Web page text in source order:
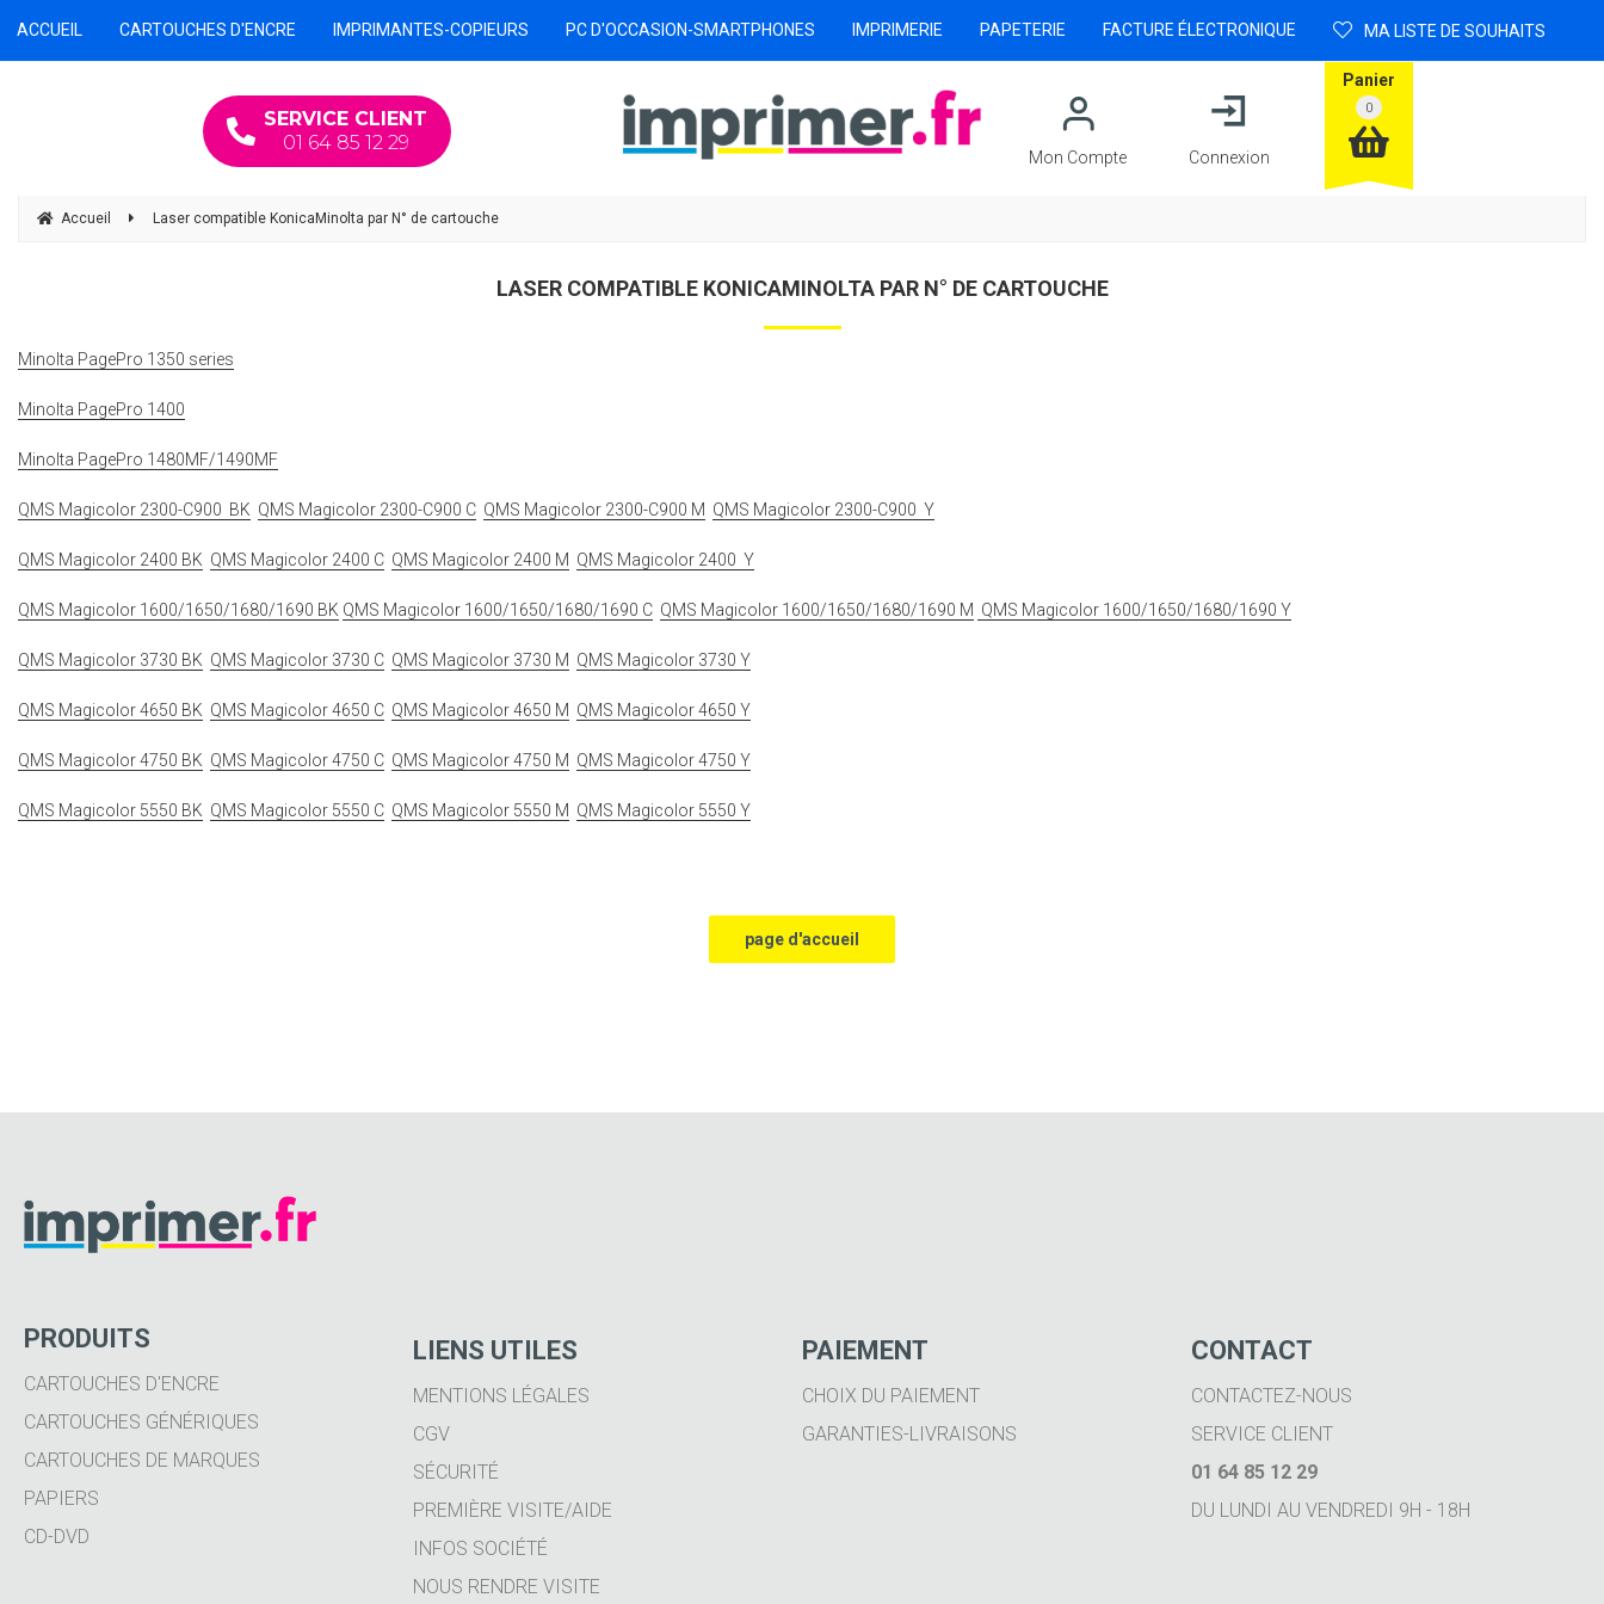
SERVICE CLIENT
01 64 85 12 29
Mon Compte Connexion
Panier
ACCUEIL CARTOUCHES D'ENCRE IMPRIMANTES-COPIEURS PC D'OCCASION-SMARTPHONES IMPRIMERIE PAPETERIE FACTURE ÉLECTRONIQUE MA LISTE DE SOUHAITS
Accueil Laser compatible KonicaMinolta par N° de cartouche
LASER COMPATIBLE KONICAMINOLTA PAR N° DE CARTOUCHE
Minolta PagePro 1350 series
Minolta PagePro 1400
Minolta PagePro 1480MF/1490MF
QMS Magicolor 2300-C900 BK QMS Magicolor 2300-C900 C QMS Magicolor 2300-C900 M QMS Magicolor 2300-C900 Y
QMS Magicolor 2400 BK QMS Magicolor 2400 C QMS Magicolor 2400 M QMS Magicolor 2400 Y
QMS Magicolor 1600/1650/1680/1690 BK QMS Magicolor 1600/1650/1680/1690 C QMS Magicolor 1600/1650/1680/1690 M QMS Magicolor 1600/1650/1680/1690 Y
QMS Magicolor 3730 BK QMS Magicolor 3730 C QMS Magicolor 3730 M QMS Magicolor 3730 Y
QMS Magicolor 4650 BK QMS Magicolor 4650 C QMS Magicolor 4650 M QMS Magicolor 4650 Y
QMS Magicolor 4750 BK QMS Magicolor 4750 C QMS Magicolor 4750 M QMS Magicolor 4750 Y
QMS Magicolor 5550 BK QMS Magicolor 5550 C QMS Magicolor 5550 M QMS Magicolor 5550 Y
PRODUITS
CARTOUCHES D'ENCRE
CARTOUCHES GÉNÉRIQUES
CARTOUCHES DE MARQUES
PAPIERS
CD-DVD
LIENS UTILES
MENTIONS LÉGALES
CGV
SÉCURITÉ
PREMIÈRE VISITE/AIDE
INFOS SOCIÉTÉ
NOUS RENDRE VISITE
PAIEMENT
CHOIX DU PAIEMENT
GARANTIES-LIVRAISONS
CONTACT
CONTACTEZ-NOUS
SERVICE CLIENT
01 64 85 12 29
DU LUNDI AU VENDREDI 9H - 18H